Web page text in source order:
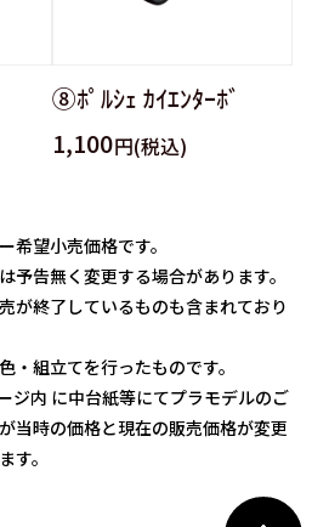
⑧ﾎﾟﾙｼｪ ｶｲｴﾝﾀｰﾎﾞ
1,100円(税込)
希望小売価格です。
予告無く変更する場合があります。
が終了しているものも含まれており
・組立てを行ったものです。
ジ内 に中台紙等にてプラモデルのご
当時の価格と現在の販売価格が変更
す。